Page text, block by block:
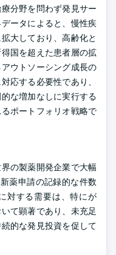
分野を問わず発見サー
ータによると、慢性疾
大しており、高齢化と
国を超えた患者層の拡
ウトソーシング成長の
応する必要性であり、
な増加なしに実行する
ポートフォリオ戦略で
の製薬開発企業で大幅
薬申請の記録的な件数
対する需要は、特にが
て顕著であり、未充足
的な発見投資を促して